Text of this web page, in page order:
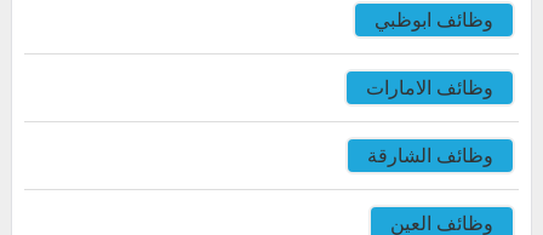
وظائف ابوظبي
وظائف الامارات
وظائف الشارقة
وظائف العين